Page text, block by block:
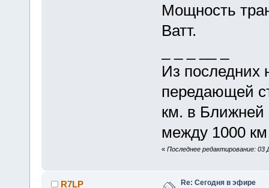
Мощность
Ватт.
Из последних
передающей
км. в Ближней
между 1000
« Последнее редактирование: 03
R7LP Re: Сегодня в эфире